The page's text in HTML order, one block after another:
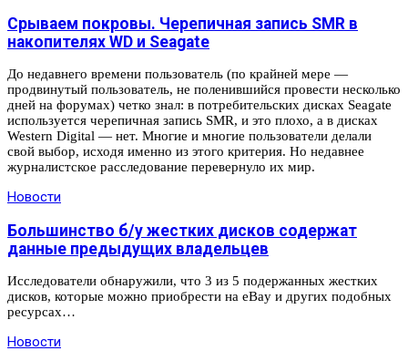
Срываем покровы. Черепичная запись SMR в
накопителях WD и Seagate
До недавнего времени пользователь (по крайней мере —
продвинутый пользователь, не поленившийся провести несколько
дней на форумах) четко знал: в потребительских дисках Seagate
используется черепичная запись SMR, и это плохо, а в дисках
Western Digital — нет. Многие и многие пользователи делали
свой выбор, исходя именно из этого критерия. Но недавнее
журналистское расследование перевернуло их мир.
Новости
Большинство б/у жестких дисков содержат
данные предыдущих владельцев
Исследователи обнаружили, что 3 из 5 подержанных жестких
дисков, которые можно приобрести на eBay и других подобных
ресурсах…
Новости